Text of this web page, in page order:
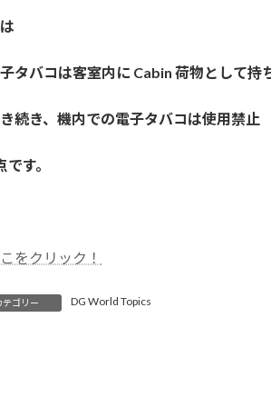
子タバコは客室内に Cabin 荷物として持
き続き、機内での電子タバコは使用禁止
です。
をクリック！
テゴリー DG World Topics